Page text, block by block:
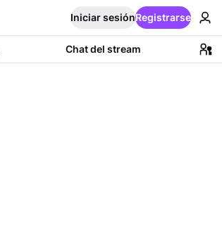
Iniciar sesiónRegistrarse
Chat del stream